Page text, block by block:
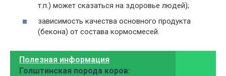
т.п.) может сказаться на здоровье людей);
зависимость качества основного продукта
(бекона) от состава кормосмесей.
Полезная информация
Голштинская порода коров: